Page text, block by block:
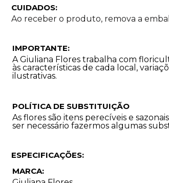
CUIDADOS:
Ao receber o produto, remova a
IMPORTANTE:
A Giuliana Flores trabalha com
às características de cada local,
ilustrativas.
POLÍTICA DE SUBSTITUIÇÃO
As flores são itens perecíveis e
ser necessário fazermos algumas
ESPECIFICAÇÕES:
MARCA: